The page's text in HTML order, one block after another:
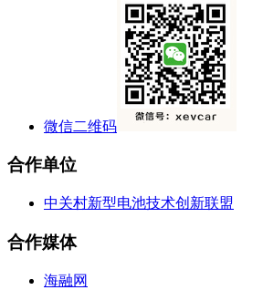
微信二维码
合作单位
中关村新型电池技术创新联盟
合作媒体
海融网